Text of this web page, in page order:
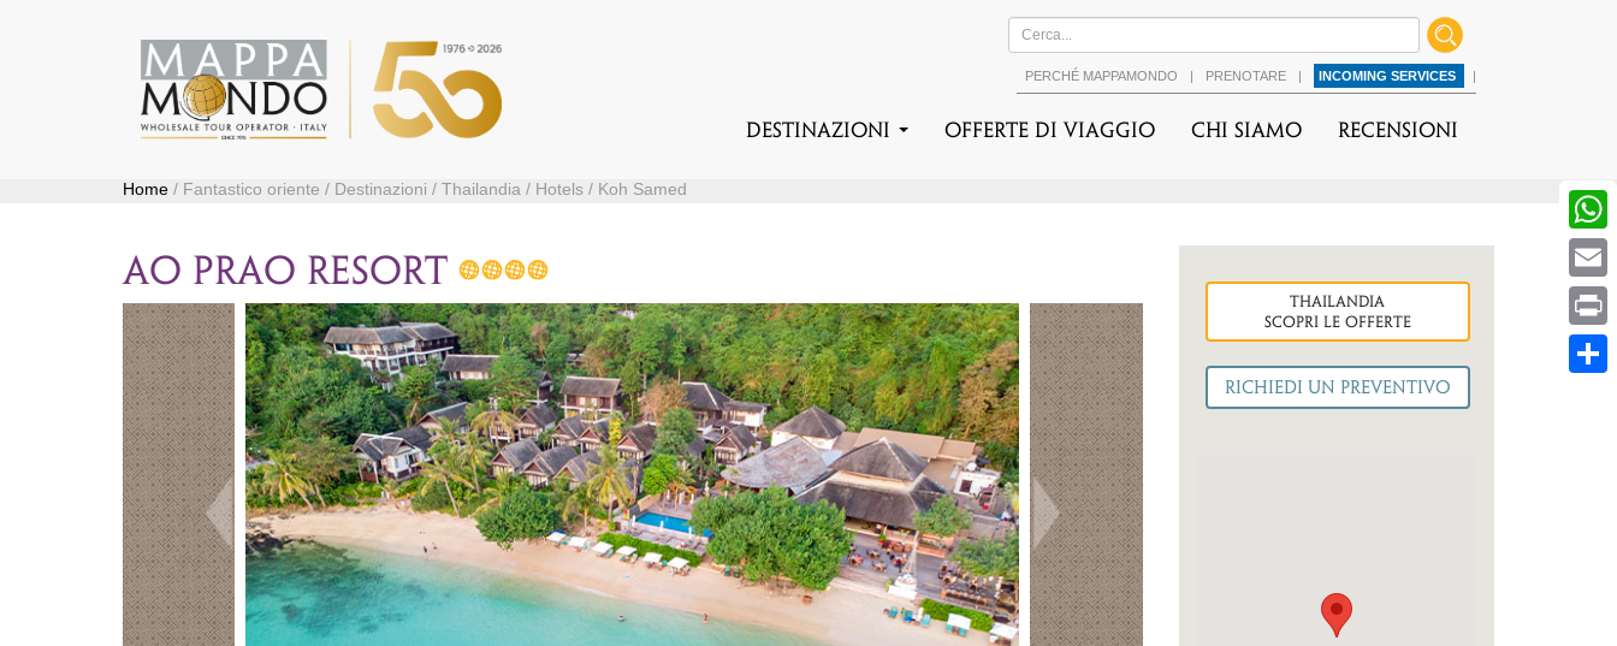
PERCHÉ MAPPAMONDO | PRENOTARE | INCOMING SERVICES |
DESTINAZIONI Offerte di viaggio Chi Siamo Recensioni
Home / Fantastico oriente / Destinazioni / Thailandia / Hotels / Koh Samed
AO PRAO RESORT
Precedente Successiva
thailandia
Scopri le OFFERTE